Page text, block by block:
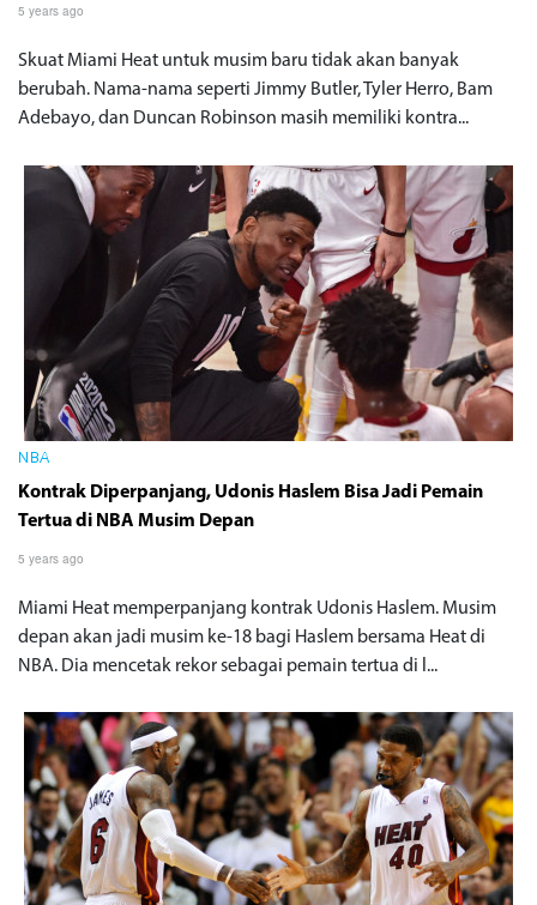
5 years ago
Skuat Miami Heat untuk musim baru tidak akan banyak
berubah. Nama-nama seperti Jimmy Butler, Tyler Herro, Bam
Adebayo, dan Duncan Robinson masih memiliki kontra...
NBA
Kontrak Diperpanjang, Udonis Haslem Bisa Jadi Pemain
Tertua di NBA Musim Depan
5 years ago
Miami Heat memperpanjang kontrak Udonis Haslem. Musim
depan akan jadi musim ke-18 bagi Haslem bersama Heat di
NBA. Dia mencetak rekor sebagai pemain tertua di l...